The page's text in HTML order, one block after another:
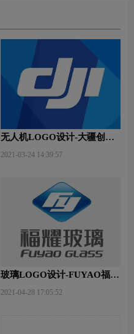
无人机LOGO设计-大疆创新
2021-03-24 14:39:57
玻璃LOGO设计-FUYAO福耀
2021-04-28 17:05:52